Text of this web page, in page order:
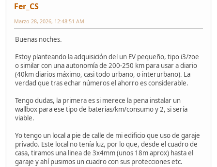
Fer_CS
Marzo 28, 2026, 12:48:51 AM
Buenas noches.
Estoy planteando la adquisición del un EV pequeño, tipo i3/zoe
o similar con una autonomía de 200-250 km para usar a diario
(40km diarios máximo, casi todo urbano, o interurbano). La
verdad que tras echar números el ahorro es considerable.
Tengo dudas, la primera es si merece la pena instalar un
wallbox para ese tipo de baterias/km/consumo y 2, si sería
viable.
Yo tengo un local a pie de calle de mi edificio que uso de garaje
privado. Este local no tenía luz, por lo que, desde el cuadro de
casa, tiramos una linea de 3x4mm (unos 18m aprox) hasta el
garaje y ahí pusimos un cuadro con sus protecciones etc.